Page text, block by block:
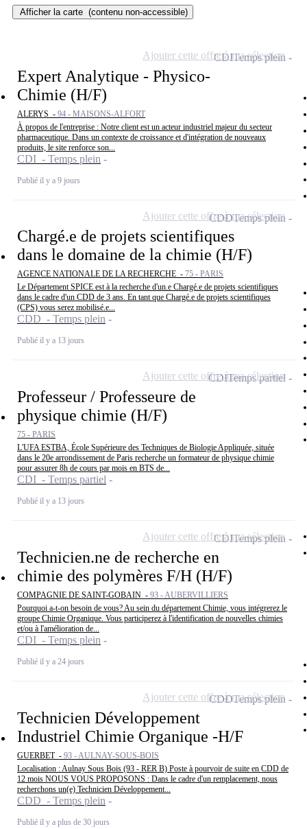
Afficher la carte (contenu non-accessible)
Expert Analytique - Physico-
Chimie (H/F)
ALERYS - 94 - MAISONS-ALFORT
À propos de l'entreprise : Notre client est un acteur industriel majeur du secteur
pharmaceutique. Dans un contexte de croissance et d'intégration de nouveaux
produits, le site renforce son...
CDI - Temps plein
Publié il y a 9 jours
CDITemps plein
Ajouter cette offre à ma sélection
Chargé.e de projets scientifiques
dans le domaine de la chimie (H/F)
AGENCE NATIONALE DE LA RECHERCHE - 75 - PARIS
Le Département SPICE est à la recherche d'un.e Chargé.e de projets scientifiques
dans le cadre d'un CDD de 3 ans. En tant que Chargé.e de projets scientifiques
(CPS) vous serez mobilisé.e...
CDD - Temps plein
Publié il y a 13 jours
CDDTemps plein
Ajouter cette offre à ma sélection
Professeur / Professeure de
physique chimie (H/F)
75 - PARIS
L'UFA ESTBA, École Supérieure des Techniques de Biologie Appliquée, située
dans le 20e arrondissement de Paris recherche un formateur de physique chimie
pour assurer 8h de cours par mois en BTS de...
CDI - Temps partiel
Publié il y a 13 jours
CDITemps partiel
Ajouter cette offre à ma sélection
Technicien.ne de recherche en
chimie des polymères F/H (H/F)
COMPAGNIE DE SAINT-GOBAIN - 93 - AUBERVILLIERS
Pourquoi a-t-on besoin de vous? Au sein du département Chimie, vous intégrerez le
groupe Chimie Organique. Vous participerez à l'identification de nouvelles chimies
et/ou à l'amélioration de...
CDI - Temps plein
Publié il y a 24 jours
CDITemps plein
Ajouter cette offre à ma sélection
Technicien Développement
Industriel Chimie Organique -H/F
GUERBET - 93 - AULNAY-SOUS-BOIS
Localisation : Aulnay Sous Bois (93 - RER B) Poste à pourvoir de suite en CDD de
12 mois NOUS VOUS PROPOSONS : Dans le cadre d'un remplacement, nous
recherchons un(e) Technicien Développement...
CDD - Temps plein
Publié il y a plus de 30 jours
CDDTemps plein
Ajouter cette offre à ma sélection